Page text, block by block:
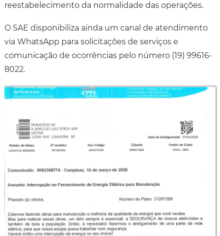
reestabelecimento da normalidade das operações.
O SAE disponibiliza ainda um canal de atendimento
via WhatsApp para solicitações de serviços e
comunicação de ocorrências pelo número (19) 99616-
8022.